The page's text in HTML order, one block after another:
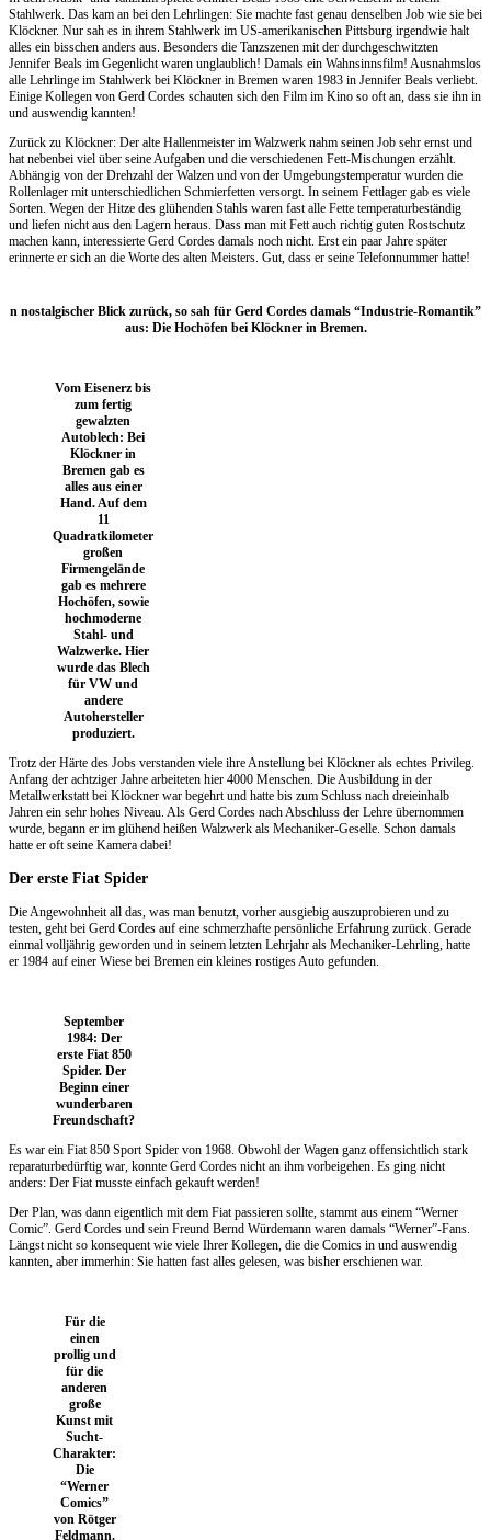
Stahlwerk. Das kam an bei den Lehrlingen: Sie machte fast genau denselben Job wie sie bei
Klöckner. Nur sah es in ihrem Stahlwerk im US-amerikanischen Pittsburg irgendwie halt
alles ein bisschen anders aus. Besonders die Tanzszenen mit der durchgeschwitzten
Jennifer Beals im Gegenlicht waren unglaublich! Damals ein Wahnsinnsfilm! Ausnahmslos
alle Lehrlinge im Stahlwerk bei Klöckner in Bremen waren 1983 in Jennifer Beals verliebt.
Einige Kollegen von Gerd Cordes schauten sich den Film im Kino so oft an, dass sie ihn in
und auswendig kannten!
Zurück zu Klöckner: Der alte Hallenmeister im Walzwerk nahm seinen Job sehr ernst und
hat nebenbei viel über seine Aufgaben und die verschiedenen Fett-Mischungen erzählt.
Abhängig von der Drehzahl der Walzen und von der Umgebungstemperatur wurden die
Rollenlager mit unterschiedlichen Schmierfetten versorgt. In seinem Fettlager gab es viele
Sorten. Wegen der Hitze des glühenden Stahls waren fast alle Fette temperaturbeständig
und liefen nicht aus den Lagern heraus. Dass man mit Fett auch richtig guten Rostschutz
machen kann, interessierte Gerd Cordes damals noch nicht. Erst ein paar Jahre später
erinnerte er sich an die Worte des alten Meisters. Gut, dass er seine Telefonnummer hatte!
n nostalgischer Blick zurück, so sah für Gerd Cordes damals “Industrie-Romantik”
aus: Die Hochöfen bei Klöckner in Bremen.
Vom Eisenerz bis
zum fertig
gewalzten
Autoblech: Bei
Klöckner in
Bremen gab es
alles aus einer
Hand. Auf dem
11
Quadratkilometer
großen
Firmengelände
gab es mehrere
Hochöfen, sowie
hochmoderne
Stahl- und
Walzwerke. Hier
wurde das Blech
für VW und
andere
Autohersteller
produziert.
Trotz der Härte des Jobs verstanden viele ihre Anstellung bei Klöckner als echtes Privileg.
Anfang der achtziger Jahre arbeiteten hier 4000 Menschen. Die Ausbildung in der
Metallwerkstatt bei Klöckner war begehrt und hatte bis zum Schluss nach dreieinhalb
Jahren ein sehr hohes Niveau. Als Gerd Cordes nach Abschluss der Lehre übernommen
wurde, begann er im glühend heißen Walzwerk als Mechaniker-Geselle. Schon damals
hatte er oft seine Kamera dabei!
Der erste Fiat Spider
Die Angewohnheit all das, was man benutzt, vorher ausgiebig auszuprobieren und zu
testen, geht bei Gerd Cordes auf eine schmerzhafte persönliche Erfahrung zurück. Gerade
einmal volljährig geworden und in seinem letzten Lehrjahr als Mechaniker-Lehrling, hatte
er 1984 auf einer Wiese bei Bremen ein kleines rostiges Auto gefunden.
September
1984: Der
erste Fiat 850
Spider. Der
Beginn einer
wunderbaren
Freundschaft?
Es war ein Fiat 850 Sport Spider von 1968. Obwohl der Wagen ganz offensichtlich stark
reparaturbedürftig war, konnte Gerd Cordes nicht an ihm vorbeigehen. Es ging nicht
anders: Der Fiat musste einfach gekauft werden!
Der Plan, was dann eigentlich mit dem Fiat passieren sollte, stammt aus einem “Werner
Comic”. Gerd Cordes und sein Freund Bernd Würdemann waren damals “Werner”-Fans.
Längst nicht so konsequent wie viele Ihrer Kollegen, die die Comics in und auswendig
kannten, aber immerhin: Sie hatten fast alles gelesen, was bisher erschienen war.
Für die
einen
prollig und
für die
anderen
große
Kunst mit
Sucht-
Charakter:
Die
“Werner
Comics”
von Rötger
Feldmann.